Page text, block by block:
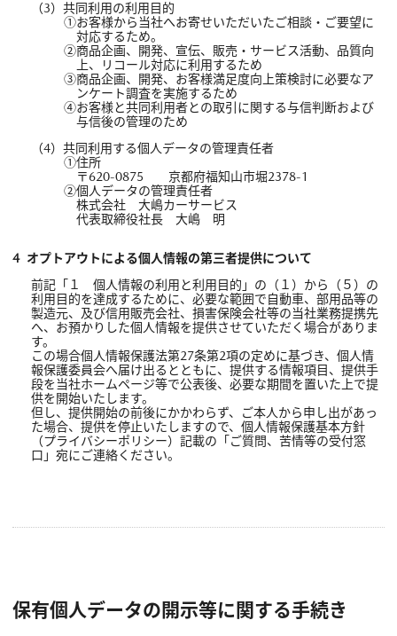
共同利用の利用目的
お客様から当社へお寄せいただいたご相談・ご要望に
対応するため。
商品企画、開発、宣伝、販売・サービス活動、品質向
上、リコール対応に利用するため
商品企画、開発、お客様満足度向上策検討に必要なア
ンケート調査を実施するため
お客様と共同利用者との取引に関する与信判断および
与信後の管理のため
共同利用する個人データの管理責任者
住所
〒620-0875 京都府福知山市堀2378-1
個人データの管理責任者
株式会社 大嶋カーサービス
代表取締役社長 大嶋 明
オプトアウトによる個人情報の第三者提供について
前記「１ 個人情報の利用と利用目的」の（１）から（５）の
利用目的を達成するために、必要な範囲で自動車、部用品等の
製造元、及び信用販売会社、損害保険会社等の当社業務提携先
へ、お預かりした個人情報を提供させていただく場合がありま
す。
この場合個人情報保護法第27条第2項の定めに基づき、個人情
報保護委員会へ届け出るとともに、提供する情報項目、提供手
段を当社ホームページ等で公表後、必要な期間を置いた上で提
供を開始いたします。
但し、提供開始の前後にかかわらず、ご本人から申し出があっ
た場合、提供を停止いたしますので、個人情報保護基本方針
（プライバシーポリシー）記載の「ご質問、苦情等の受付窓
口」宛にご連絡ください。
保有個人データの開示等に関する手続き